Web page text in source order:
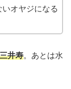
オヤジになる
井寿。あとは水